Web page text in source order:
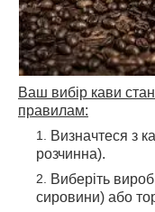
Ваш вибір кави
правилам:
Визначтеся з
розчинна).
Виберіть
сировини) або